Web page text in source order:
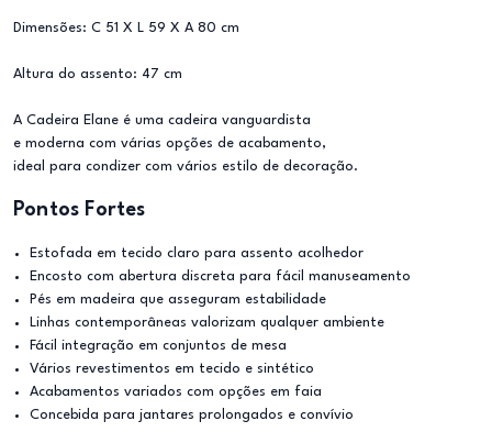
Dimensões: C 51 X L 59 X A 80 cm
Altura do assento: 47 cm
A Cadeira Elane é uma cadeira vanguardista
e moderna com várias opções de acabamento,
ideal para condizer com vários estilo de decoração.
Pontos Fortes
Estofada em tecido claro para assento acolhedor
Encosto com abertura discreta para fácil manuseamento
Pés em madeira que asseguram estabilidade
Linhas contemporâneas valorizam qualquer ambiente
Fácil integração em conjuntos de mesa
Vários revestimentos em tecido e sintético
Acabamentos variados com opções em faia
Concebida para jantares prolongados e convívio